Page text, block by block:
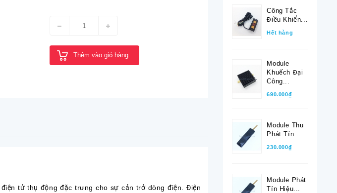
Thêm vào giỏ hàng
tử thụ động đặc trưng cho sự cản trở dòng điện. Điện
Công Tắc
Điều Khiển...
Hết hàng
Module
Khuếch Đại
Công...
690.000₫
Module Thu
Phát Tín...
230.000₫
Module Phát
Tín Hiệu...